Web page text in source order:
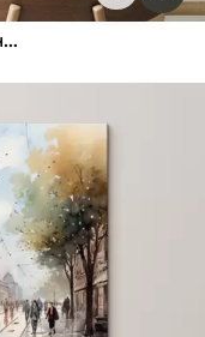
Картина маслом, вид на вулицю Лондона в чорно-білих тонах